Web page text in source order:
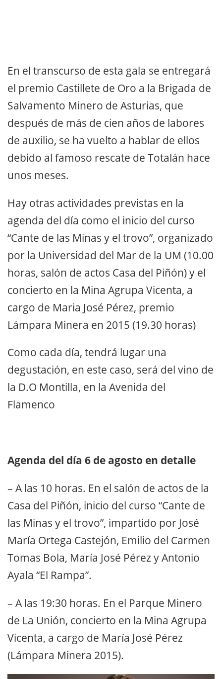
En el transcurso de esta gala se entregará
el premio Castillete de Oro a la Brigada de
Salvamento Minero de Asturias, que
después de más de cien años de labores
de auxilio, se ha vuelto a hablar de ellos
debido al famoso rescate de Totalán hace
unos meses.
Hay otras actividades previstas en la
agenda del día como el inicio del curso
“Cante de las Minas y el trovo”, organizado
por la Universidad del Mar de la UM (10.00
horas, salón de actos Casa del Piñón) y el
concierto en la Mina Agrupa Vicenta, a
cargo de Maria José Pérez, premio
Lámpara Minera en 2015 (19.30 horas)
Como cada día, tendrá lugar una
degustación, en este caso, será del vino de
la D.O Montilla, en la Avenida del
Flamenco
Agenda del día 6 de agosto en detalle
– A las 10 horas. En el salón de actos de la
Casa del Piñón, inicio del curso “Cante de
las Minas y el trovo”, impartido por José
María Ortega Castejón, Emilio del Carmen
Tomas Bola, María José Pérez y Antonio
Ayala “El Rampa”.
– A las 19:30 horas. En el Parque Minero
de La Unión, concierto en la Mina Agrupa
Vicenta, a cargo de María José Pérez
(Lámpara Minera 2015).